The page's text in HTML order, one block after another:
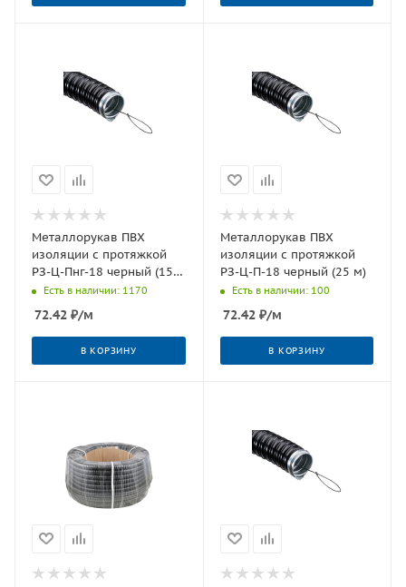
Металлорукав ПВХ
изоляции с протяжкой
РЗ-Ц-Пнг-18 черный (15
м)
Есть в наличии: 1170
72.42 ₽/м
В КОРЗИНУ
Металлорукав ПВХ
изоляции с протяжкой
РЗ-Ц-П-18 черный (25 м)
Есть в наличии: 100
72.42₽/м
В КОРЗИНУ